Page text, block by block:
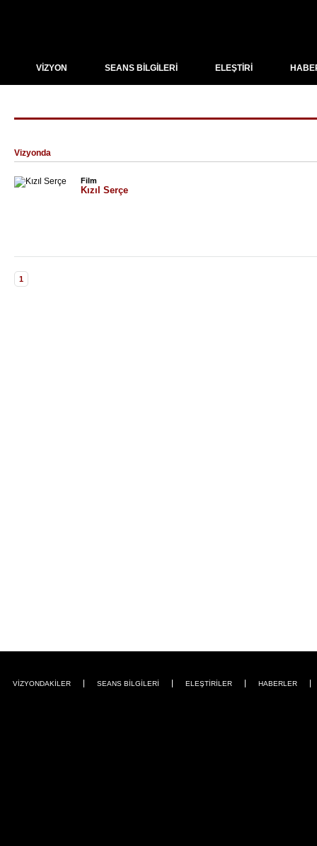
VİZYON SEANS BİLGİLERİ ELEŞTİRİ
Vizyonda
Film
Kızıl Serçe
1
VİZYONDAKİLER SEANS BİLGİLERİ ELEŞTİRİLER HABERLER